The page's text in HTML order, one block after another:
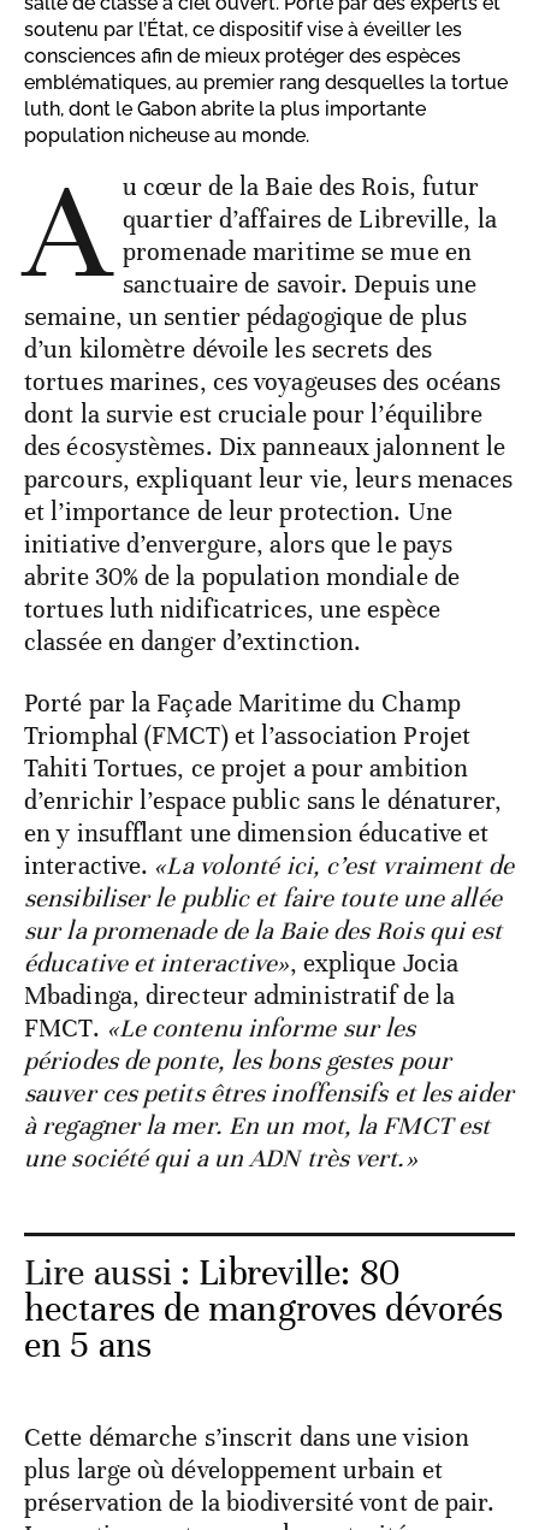
soutenu par l’État, ce dispositif vise à éveiller les
consciences afin de mieux protéger des espèces
emblématiques, au premier rang desquelles la tortue
luth, dont le Gabon abrite la plus importante
population nicheuse au monde.
A u cœur de la Baie des Rois, futur
quartier d’affaires de Libreville, la
promenade maritime se mue en
sanctuaire de savoir. Depuis une
semaine, un sentier pédagogique de plus
d’un kilomètre dévoile les secrets des
tortues marines, ces voyageuses des océans
dont la survie est cruciale pour l’équilibre
des écosystèmes. Dix panneaux jalonnent le
parcours, expliquant leur vie, leurs menaces
et l’importance de leur protection. Une
initiative d’envergure, alors que le pays
abrite 30% de la population mondiale de
tortues luth nidificatrices, une espèce
classée en danger d’extinction.
Porté par la Façade Maritime du Champ
Triomphal (FMCT) et l’association Projet
Tahiti Tortues, ce projet a pour ambition
d’enrichir l’espace public sans le dénaturer,
en y insufflant une dimension éducative et
interactive. «La volonté ici, c’est vraiment de
sensibiliser le public et faire toute une allée
sur la promenade de la Baie des Rois qui est
éducative et interactive», explique Jocia
Mbadinga, directeur administratif de la
FMCT. «Le contenu informe sur les
périodes de ponte, les bons gestes pour
sauver ces petits êtres inoffensifs et les aider
à regagner la mer. En un mot, la FMCT est
une société qui a un ADN très vert.»
Lire aussi : Libreville: 80
hectares de mangroves dévorés
en 5 ans
Cette démarche s’inscrit dans une vision
plus large où développement urbain et
préservation de la biodiversité vont de pair.